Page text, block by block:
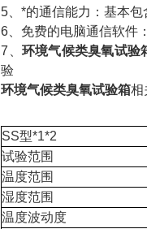
5、*的通信能力：基本
6、免费的电脑通信软件
7、 环境气候类臭氧试验
验
环境气候类臭氧试验箱相
SS型*1*2
试验范围
温度范围
湿度范围
温度波动度